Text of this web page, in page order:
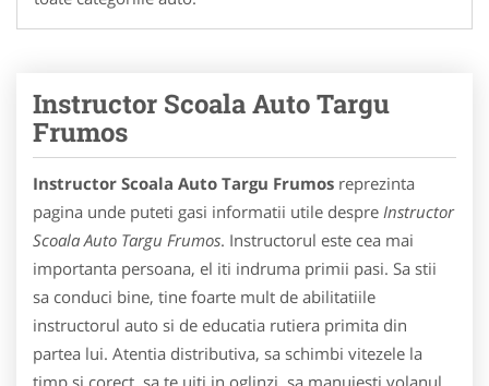
Instructor Scoala Auto Targu
Frumos
Instructor Scoala Auto Targu Frumos reprezinta
pagina unde puteti gasi informatii utile despre Instructor
Scoala Auto Targu Frumos. Instructorul este cea mai
importanta persoana, el iti indruma primii pasi. Sa stii
sa conduci bine, tine foarte mult de abilitatiile
instructorul auto si de educatia rutiera primita din
partea lui. Atentia distributiva, sa schimbi vitezele la
timp si corect, sa te uiti in oglinzi, sa manuiesti volanul